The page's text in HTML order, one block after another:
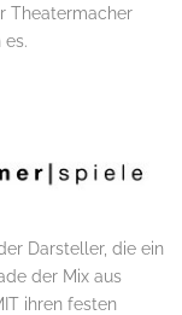
Theatermacher
es.
Darsteller, die ein
der Mix aus
ihren festen